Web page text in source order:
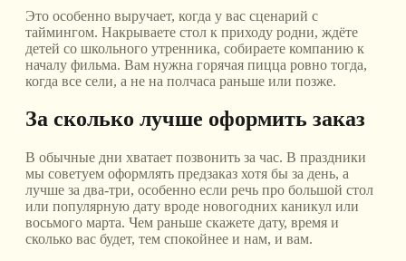
Это особенно выручает, когда у вас сценарий с
таймингом. Накрываете стол к приходу родни, ждёте
детей со школьного утренника, собираете компанию к
началу фильма. Вам нужна горячая пицца ровно тогда,
когда все сели, а не на полчаса раньше или позже.
За сколько лучше оформить заказ
В обычные дни хватает позвонить за час. В праздники
мы советуем оформлять предзаказ хотя бы за день, а
лучше за два-три, особенно если речь про большой стол
или популярную дату вроде новогодних каникул или
восьмого марта. Чем раньше скажете дату, время и
сколько вас будет, тем спокойнее и нам, и вам.